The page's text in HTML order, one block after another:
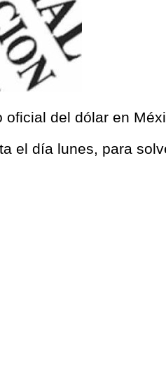
del dólar en
el día lunes, para